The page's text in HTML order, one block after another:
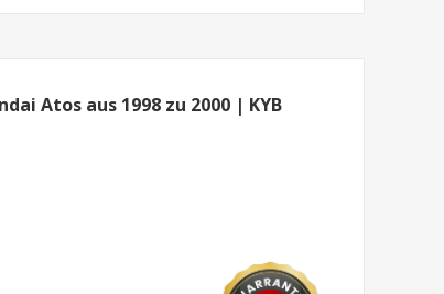
Atos aus 1998 zu 2000 | KYB